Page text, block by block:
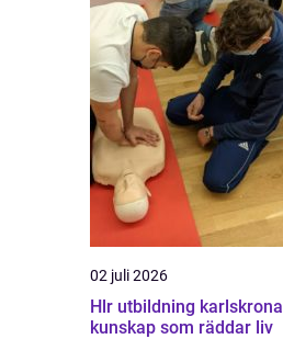
02 juli 2026
Hlr utbildning karlskrona
kunskap som räddar liv